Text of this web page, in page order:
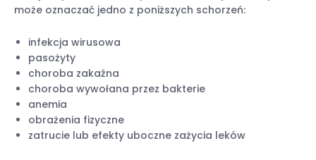
może oznaczać jedno z poniższych schorzeń:
infekcja wirusowa
pasożyty
choroba zakaźna
choroba wywołana przez bakterie
anemia
obrażenia fizyczne
zatrucie lub efekty uboczne zażycia leków